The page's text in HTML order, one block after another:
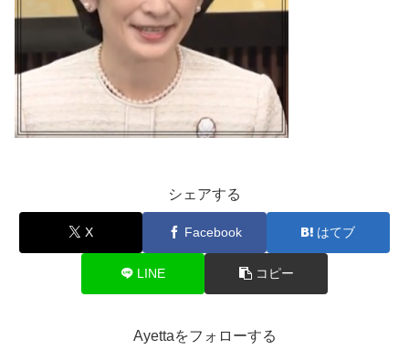
シェアする
X Facebook はてブ
LINE コピー
Ayettaをフォローする